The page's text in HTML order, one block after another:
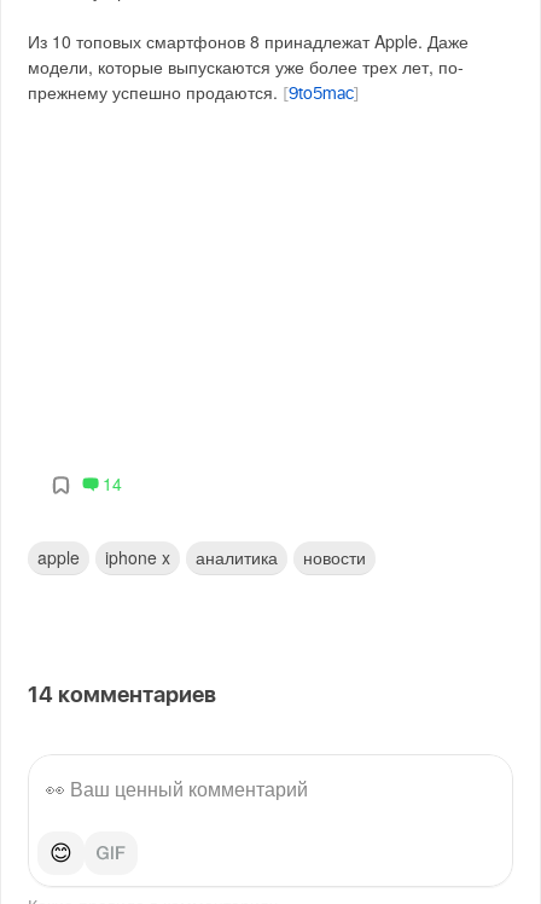
Из 10 топовых смартфонов 8 принадлежат Apple. Даже
модели, которые выпускаются уже более трех лет, по-
прежнему успешно продаются.
[9to5mac
14
apple iphone x аналитика новости
14 комментариев
😊